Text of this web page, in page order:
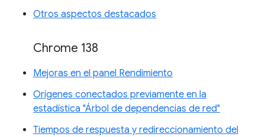
Otros aspectos destacados
Chrome 138
Mejoras en el panel Rendimiento
Orígenes conectados previamente en la
estadística "Árbol de dependencias de red"
Tiempos de respuesta y redireccionamiento del